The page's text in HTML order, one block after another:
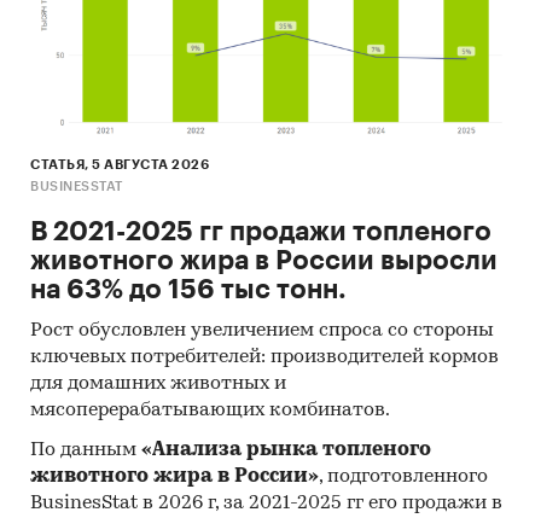
СТАТЬЯ, 5 АВГУСТА 2026
BUSINESSTAT
В 2021-2025 гг продажи топленого
животного жира в России выросли
на 63% до 156 тыс тонн.
Рост обусловлен увеличением спроса со стороны
ключевых потребителей: производителей кормов
для домашних животных и
мясоперерабатывающих комбинатов.
По данным «Анализа рынка топленого
животного жира в России», подготовленного
BusinesStat в 2026 г, за 2021-2025 гг его продажи в